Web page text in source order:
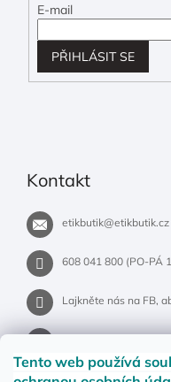
Tento web používá
E-mail
PŘIHLÁSIT SE
Kontakt
etikbutik@etikbutik.cz
608 041 800 (PO-PÁ
Lajkněte nás na FB,